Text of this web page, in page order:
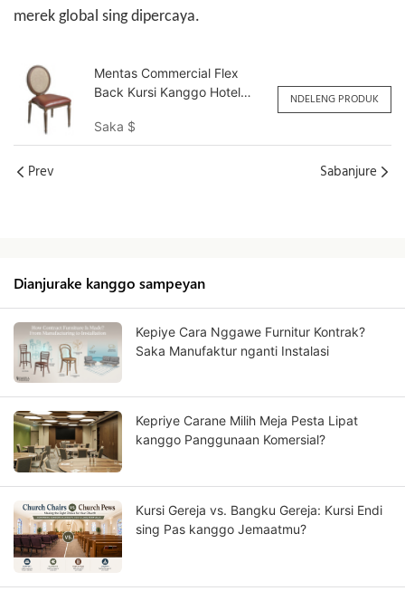
merek global sing dipercaya.
Mentas Commercial Flex
Back Kursi Kanggo Hotel
Saka $
NDELENG PRODUK
Prev Sabanjure
Dianjurake kanggo sampeyan
Kepiye Cara Nggawe Furnitur Kontrak?
Saka Manufaktur nganti Instalasi
Kepriye Carane Milih Meja Pesta Lipat
kanggo Panggunaan Komersial?
Kursi Gereja vs. Bangku Gereja: Kursi Endi
sing Pas kanggo Jemaatmu?